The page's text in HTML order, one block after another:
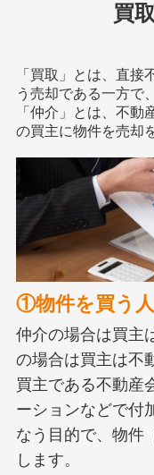
買
「買取」とは、直接
う売却である一方で、
「仲介」とは、不動
の買主に物件を売却
①物件を買う
仲介の場合は買主
の場合は買主は不
買主である不動産
ーションなどで付
なう目的で、物件
します。